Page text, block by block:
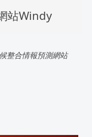
站Windy
整合情報預測網站